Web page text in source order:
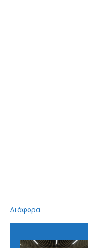
Διάφορα